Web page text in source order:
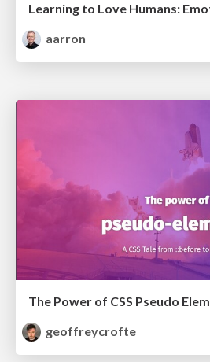
aarron
The Power of CSS Pseudo
geoffreycrofte